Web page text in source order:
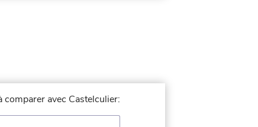
comparer avec Castelculier: